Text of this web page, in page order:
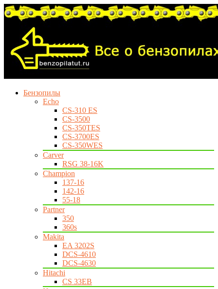
Бензопилы
Echo
CS-310 ES
CS-3500
CS-350TES
CS-3700ES
CS-350WES
Carver
RSG 38-16K
Champion
137-16
142-16
55-18
Partner
350
360s
Makita
EA 3202S
DCS-4610
DCS-4630
Hitachi
CS 33EB